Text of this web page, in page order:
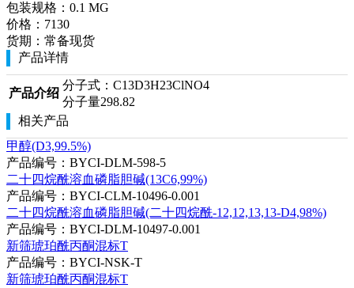
包装规格： 0.1 MG
价格： 7130
货期： 常备现货
产品详情
产品介绍
分子式：C13D3H23ClNO4
分子量298.82
相关产品
甲醇(D3,99.5%)
产品编号：BYCI-DLM-598-5
二十四烷酰溶血磷脂胆碱(13C6,99%)
产品编号：BYCI-CLM-10496-0.001
二十四烷酰溶血磷脂胆碱(二十四烷酰-12,12,13,13-D4,98%)
产品编号：BYCI-DLM-10497-0.001
新筛琥珀酰丙酮混标T
产品编号：BYCI-NSK-T
新筛琥珀酰丙酮混标T